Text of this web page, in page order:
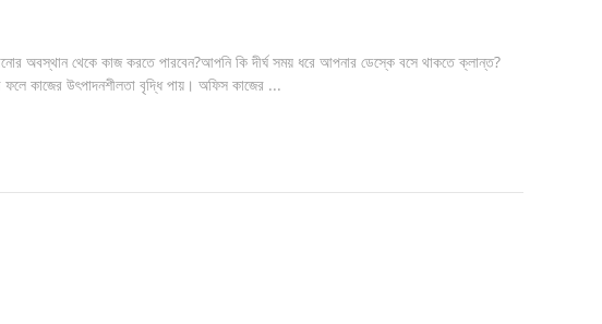
অবস্থান থেকে কাজ করতে পারবেন?আপনি কি দীর্ঘ সময় ধরে আপনার ডেস্কে বসে থাকতে ক্লান্ত?
কাজের উৎপাদনশীলতা বৃদ্ধি পায়। অফিস কাজের ...